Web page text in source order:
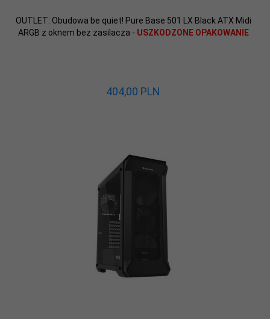
OUTLET: Obudowa be quiet! Pure Base 501 LX Black ATX Midi
ARGB z oknem bez zasilacza - USZKODZONE OPAKOWANIE
404,00 PLN